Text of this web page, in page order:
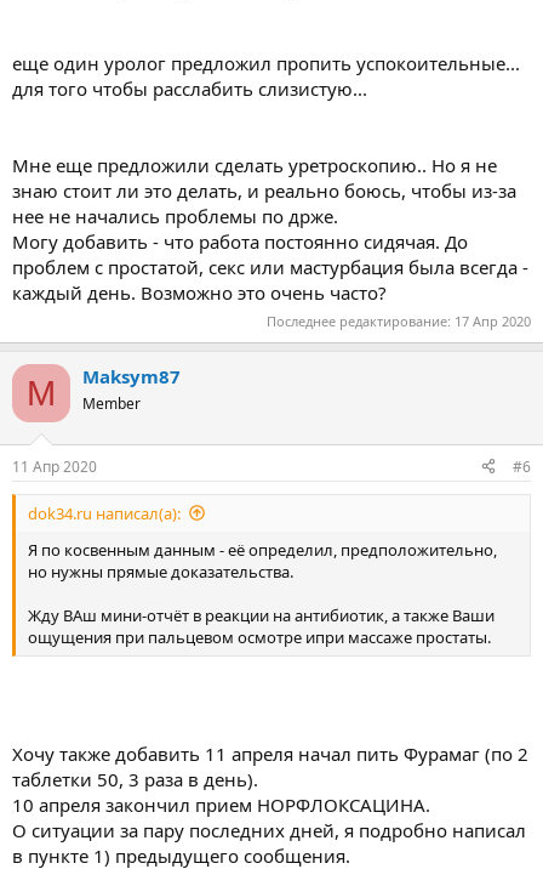
еще один уролог предложил пропить успокоительные...
для того чтобы расслабить слизистую...
Мне еще предложили сделать уретроскопию.. Но я не
знаю стоит ли это делать, и реально боюсь, чтобы из-за
нее не начались проблемы по држе.
Могу добавить - что работа постоянно сидячая. До
проблем с простатой, секс или мастурбация была всегда -
каждый день. Возможно это очень часто?
Последнее редактирование: 17 Апр 2020
M Maksym87
Member
11 Апр 2020 #6
dok34.ru написал(а):
Я по косвенным данным - её определил, предположительно,
но нужны прямые доказательства.
Жду ВАш мини-отчёт в реакции на антибиотик, а также Ваши
ощущения при пальцевом осмотре ипри массаже простаты.
Хочу также добавить 11 апреля начал пить Фурамаг (по 2
таблетки 50, 3 раза в день).
10 апреля закончил прием НОРФЛОКСАЦИНА.
О ситуации за пару последних дней, я подробно написал
в пункте 1) предыдущего сообщения.